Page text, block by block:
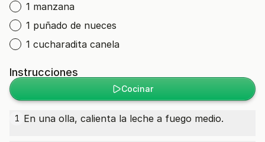
1 manzana
1 puñado de nueces
1 cucharadita canela
Instrucciones
Cocinar
1 En una olla, calienta la leche a fuego medio.